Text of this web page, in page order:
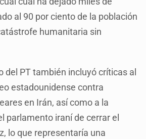
al 90 por ciento de la población
humanitaria sin
del PT también incluyó críticas al
estadounidense contra
en Irán, así como a la
parlamento iraní de cerrar el
lo que representaría una